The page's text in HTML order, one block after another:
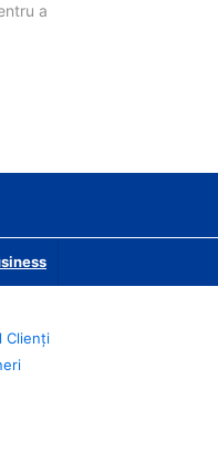
a
Clienți